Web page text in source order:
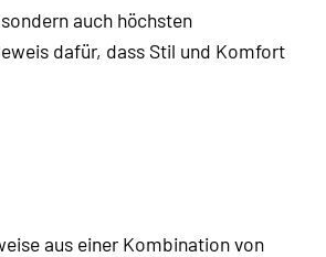
auch höchsten
dafür, dass Stil und Komfort
aus einer Kombination von